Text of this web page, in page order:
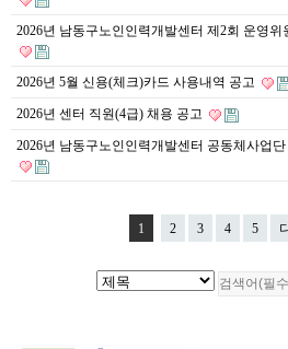
2026년 남동구노인인력개발센터 제2회 운영
2026년 5월 신용(체크)카드 사용내역 공고
2026년 센터 직원(4급) 채용 공고
2026년 남동구노인인력개발센터 공동체사업
1 2 3 4 5